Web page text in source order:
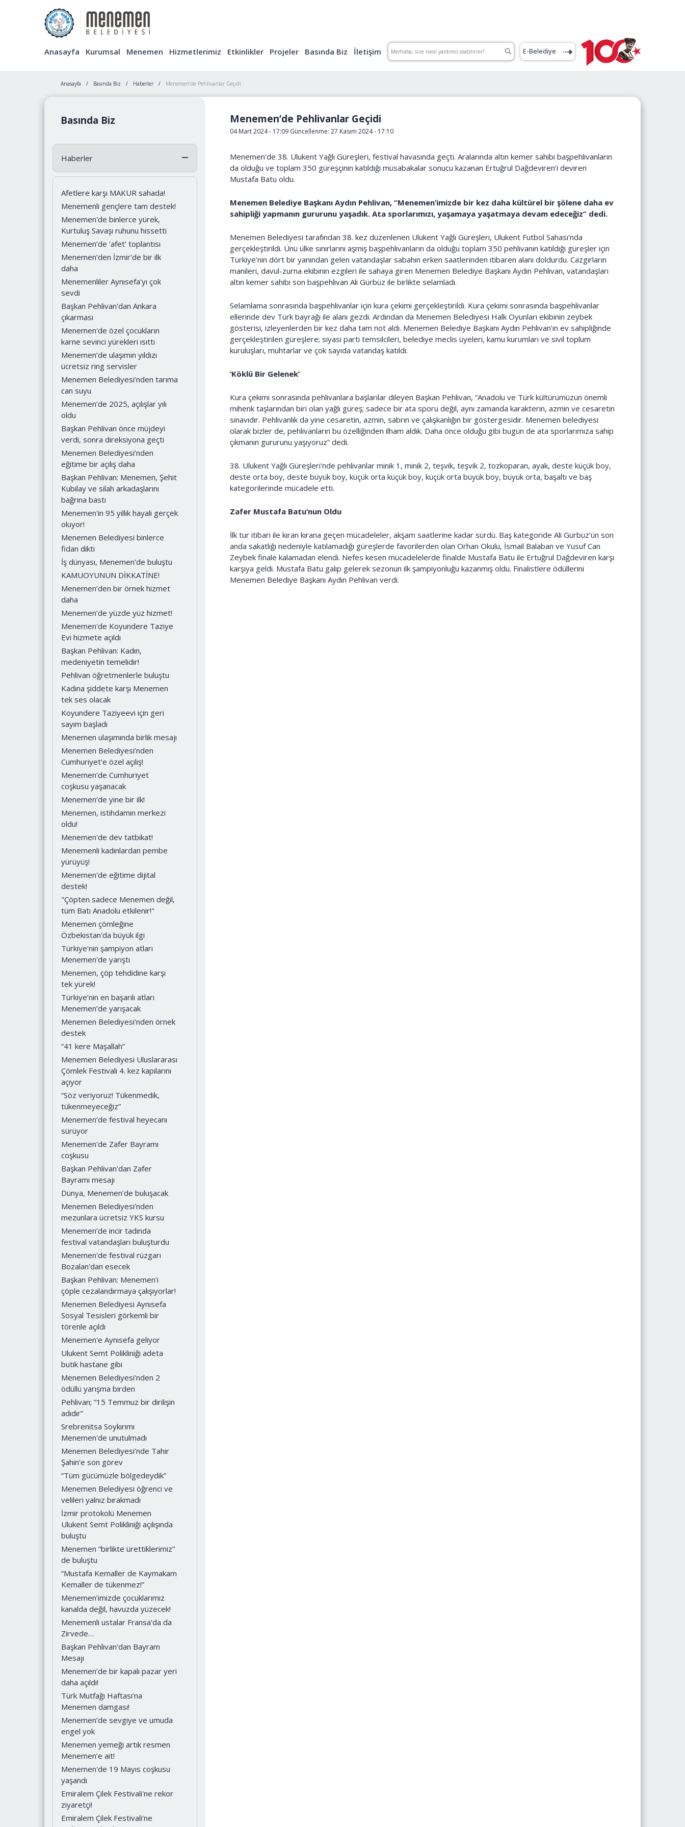
E-Belediye
Anasayfa Kurumsal Menemen Hizmetlerimiz Etkinlikler Projeler Basında Biz İletişim
Anasayfa Basında Biz Haberler Menemen’de Pehlivanlar Geçidi
Basında Biz
Haberler
Afetlere karşı MAKUR sahada!
Menemenli gençlere tam destek!
Menemen'de binlerce yürek,
Kurtuluş Savaşı ruhunu hissetti
Menemen’de ‘afet’ toplantısı
Menemen’den İzmir’de bir ilk
daha
Menemenliler Aynısefa'yı çok
sevdi
Başkan Pehlivan'dan Ankara
çıkarması
Menemen'de özel çocukların
karne sevinci yürekleri ısıttı
Menemen’de ulaşımın yıldızı
ücretsiz ring servisler
Menemen Belediyesi'nden tarıma
can suyu
Menemen’de 2025, açılışlar yılı
oldu
Başkan Pehlivan önce müjdeyi
verdi, sonra direksiyona geçti
Menemen Belediyesi’nden
eğitime bir açılış daha
Başkan Pehlivan: Menemen, Şehit
Kubilay ve silah arkadaşlarını
bağrına bastı
Menemen'in 95 yıllık hayali gerçek
oluyor!
Menemen Belediyesi binlerce
fidan dikti
İş dünyası, Menemen'de buluştu
KAMUOYUNUN DİKKATİNE!
Menemen’den bir örnek hizmet
daha
Menemen’de yüzde yüz hizmet!
Menemen'de Koyundere Taziye
Evi hizmete açıldı
Başkan Pehlivan: Kadın,
medeniyetin temelidir!
Pehlivan öğretmenlerle buluştu
Kadına şiddete karşı Menemen
tek ses olacak
Koyundere Taziyeevi için geri
sayım başladı
Menemen ulaşımında birlik mesajı
Menemen Belediyesi’nden
Cumhuriyet’e özel açılış!
Menemen'de Cumhuriyet
coşkusu yaşanacak
Menemen’de yine bir ilk!
Menemen, istihdamın merkezi
oldu!
Menemen'de dev tatbikat!
Menemenli kadınlardan pembe
yürüyüş!
Menemen'de eğitime dijital
destek!
"Çöpten sadece Menemen değil,
tüm Batı Anadolu etkilenir!"
Menemen çömleğine
Özbekistan'da büyük ilgi
Türkiye'nin şampiyon atları
Menemen'de yarıştı
Menemen, çöp tehdidine karşı
tek yürek!
Türkiye’nin en başarılı atları
Menemen’de yarışacak
Menemen Belediyesi'nden örnek
destek
“41 kere Maşallah”
Menemen Belediyesi Uluslararası
Çömlek Festivali 4. kez kapılarını
açıyor
“Söz veriyoruz! Tükenmedik,
tükenmeyeceğiz”
Menemen’de festival heyecanı
sürüyor
Menemen'de Zafer Bayramı
coşkusu
Başkan Pehlivan'dan Zafer
Bayramı mesajı
Dünya, Menemen’de buluşacak
Menemen Belediyesi'nden
mezunlara ücretsiz YKS kursu
Menemen’de incir tadında
festival vatandaşları buluşturdu
Menemen'de festival rüzgarı
Bozalan'dan esecek
Başkan Pehlivan: Menemen'i
çöple cezalandırmaya çalışıyorlar!
Menemen Belediyesi Aynısefa
Sosyal Tesisleri görkemli bir
törenle açıldı
Menemen'e Aynısefa geliyor
Ulukent Semt Polikliniği adeta
butik hastane gibi
Menemen Belediyesi'nden 2
ödüllü yarışma birden
Pehlivan; “15 Temmuz bir dirilişin
adıdır”
Srebrenitsa Soykırımı
Menemen'de unutulmadı
Menemen Belediyesi'nde Tahir
Şahin’e son görev
“Tüm gücümüzle bölgedeydik”
Menemen Belediyesi öğrenci ve
velileri yalnız bırakmadı
İzmir protokolü Menemen
Ulukent Semt Polikliniği açılışında
buluştu
Menemen “birlikte ürettiklerimiz”
de buluştu
“Mustafa Kemaller de Kaymakam
Kemaller de tükenmez!”
Menemen’imizde çocuklarımız
kanalda değil, havuzda yüzecek!
Menemenli ustalar Fransa’da da
Zirvede…
Başkan Pehlivan'dan Bayram
Mesajı
Menemen’de bir kapalı pazar yeri
daha açıldı!
Türk Mutfağı Haftası’na
Menemen damgası!
Menemen’de sevgiye ve umuda
engel yok
Menemen yemeği artık resmen
Menemen’e ait!
Menemen'de 19 Mayıs coşkusu
yaşandı
Emiralem Çilek Festivali'ne rekor
ziyaretçi!
Emiralem Çilek Festivali'ne
Menemen’de Pehlivanlar Geçidi
04 Mart 2024 - 17:09 Güncellenme: 27 Kasım 2024 - 17:10
Menemen’de 38. Ulukent Yağlı Güreşleri, festival havasında geçti. Aralarında altın kemer sahibi başpehlivanların
da olduğu ve toplam 350 güreşçinin katıldığı müsabakalar sonucu kazanan Ertuğrul Dağdeviren’i deviren
Mustafa Batu oldu.
Menemen Belediye Başkanı Aydın Pehlivan, “Menemen’imizde bir kez daha kültürel bir şölene daha ev
sahipliği yapmanın gururunu yaşadık. Ata sporlarımızı, yaşamaya yaşatmaya devam edeceğiz” dedi.
Menemen Belediyesi tarafından 38. kez düzenlenen Ulukent Yağlı Güreşleri, Ulukent Futbol Sahası’nda
gerçekleştirildi. Ünü ülke sınırlarını aşmış başpehlivanların da olduğu toplam 350 pehlivanın katıldığı güreşler için
Türkiye’nin dört bir yanından gelen vatandaşlar sabahın erken saatlerinden itibaren alanı doldurdu. Cazgırların
manileri, davul-zurna ekibinin ezgileri ile sahaya giren Menemen Belediye Başkanı Aydın Pehlivan, vatandaşları
altın kemer sahibi son başpehlivan Ali Gürbüz ile birlikte selamladı.
Selamlama sonrasında başpehlivanlar için kura çekimi gerçekleştirildi. Kura çekimi sonrasında başpehlivanlar
ellerinde dev Türk bayrağı ile alanı gezdi. Ardından da Menemen Belediyesi Halk Oyunları ekibinin zeybek
gösterisi, izleyenlerden bir kez daha tam not aldı. Menemen Belediye Başkanı Aydın Pehlivan’ın ev sahipliğinde
gerçekleştirilen güreşlere; siyasi parti temsilcileri, belediye meclis üyeleri, kamu kurumları ve sivil toplum
kuruluşları, muhtarlar ve çok sayıda vatandaş katıldı.
‘Köklü Bir Gelenek’
Kura çekimi sonrasında pehlivanlara başlarılar dileyen Başkan Pehlivan, “Anadolu ve Türk kültürümüzün önemli
mihenk taşlarından biri olan yağlı güreş; sadece bir ata sporu değil, aynı zamanda karakterin, azmin ve cesaretin
sınavıdır. Pehlivanlık da yine cesaretin, azmin, sabrın ve çalışkanlığın bir göstergesidir. Menemen belediyesi
olarak bizler de, pehlivanların bu özelliğinden ilham aldık. Daha önce olduğu gibi bugün de ata sporlarımıza sahip
çıkmanın gururunu yaşıyoruz” dedi.
38. Ulukent Yağlı Güreşleri'nde pehlivanlar minik 1, minik 2, teşvik, teşvik 2, tozkoparan, ayak, deste küçük boy,
deste orta boy, deste büyük boy, küçük orta küçük boy, küçük orta büyük boy, büyük orta, başaltı ve baş
kategorilerinde mücadele etti.
Zafer Mustafa Batu’nun Oldu
İlk tur itibari ile kıran kırana geçen mücadeleler, akşam saatlerine kadar sürdü. Baş kategoride Ali Gürbüz’ün son
anda sakatlığı nedeniyle katılamadığı güreşlerde favorilerden olan Orhan Okulu, İsmail Balaban ve Yusuf Can
Zeybek finale kalamadan elendi. Nefes kesen mücadelelerde finalde Mustafa Batu ile Ertuğrul Dağdeviren karşı
karşıya geldi. Mustafa Batu galip gelerek sezonun ilk şampiyonluğu kazanmış oldu. Finalistlere ödüllerini
Menemen Belediye Başkanı Aydın Pehlivan verdi.